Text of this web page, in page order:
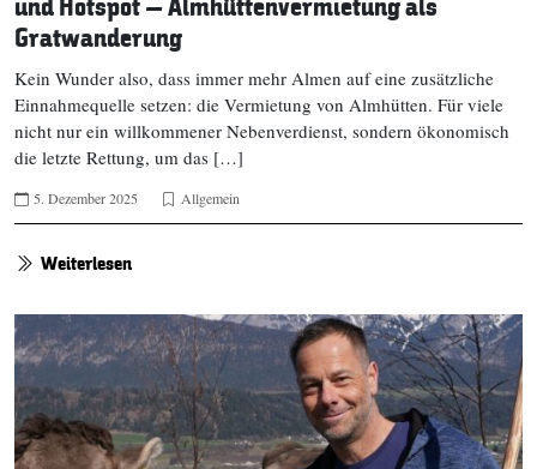
und Hotspot – Almhüttenvermietung als
Gratwanderung
Kein Wunder also, dass immer mehr Almen auf eine zusätzliche
Einnahmequelle setzen: die Vermietung von Almhütten. Für viele
nicht nur ein willkommener Nebenverdienst, sondern ökonomisch
die letzte Rettung, um das […]
5. Dezember 2025 Allgemein
Weiterlesen